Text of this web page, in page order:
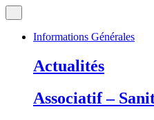
Informations Générales
Actualités
Associatif –